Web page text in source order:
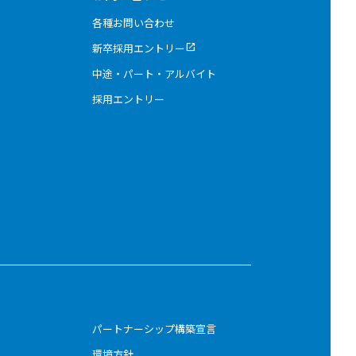
各種お問い合わせ
新卒採用エントリーopen_in_new
中途・パート・アルバイト
採用エントリー
パートナーシップ構築宣言